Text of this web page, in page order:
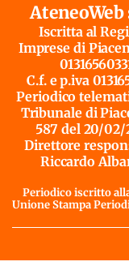
AteneoWeb
Iscritta al
Imprese di
C.f. e p.iva
Periodico
Tribunale di
587 del 20/02/
Direttore
Riccardo
Periodico iscritto
Unione Stampa